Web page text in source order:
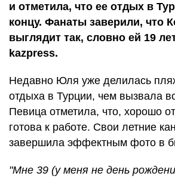
и отметила, что ее отдых в
концу. Фанаты заверили, что
выглядит так, словно ей 19
kazpress.
Недавно Юля уже делилась
отдыха в Турции, чем вызвала
Певица отметила, что, хорошо
готова к работе. Свои летние
завершила эффектным фото в
"Мне 39 (у меня не день